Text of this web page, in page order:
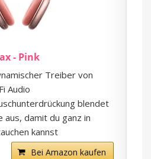
- Pink
Treiber von
Audio
blendet
aus, damit du ganz in
kannst
Bei Amazon kaufen